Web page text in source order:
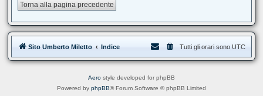
Torna alla pagina precedente
Sito Umberto Miletto Indice Tutti gli orari sono UTC
Aero style developed for phpBB
Powered by phpBB® Forum Software © phpBB Limited